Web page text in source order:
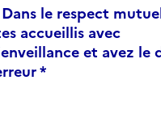
Dans le respect
accueillis avec
et avez le
*